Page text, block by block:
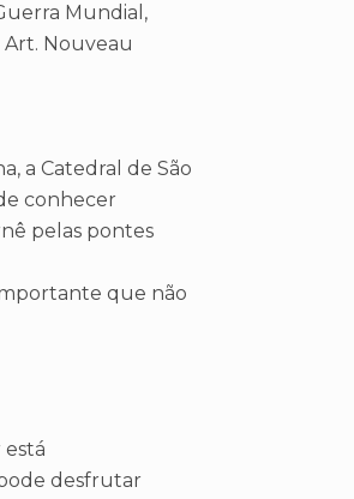
Mundial,
Nouveau
a Catedral de São
conhecer
pelas pontes
que não
desfrutar